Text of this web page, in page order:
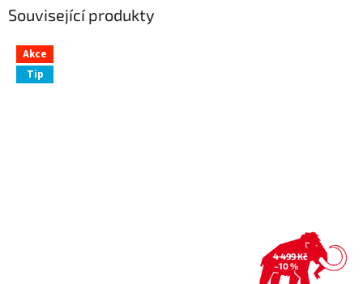
Související produkty
Akce
Tip
4 499 Kč
–10 %